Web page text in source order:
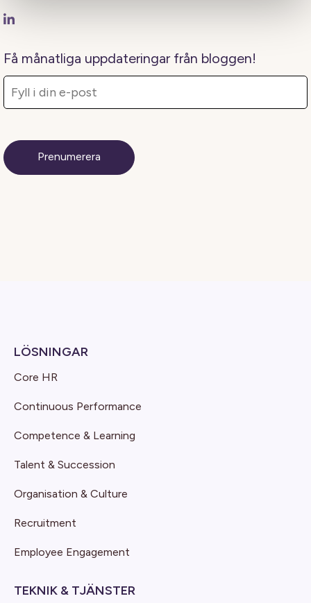
Få månatliga uppdateringar från bloggen!
LÖSNINGAR
Core HR
Continuous Performance
Competence & Learning
Talent & Succession
Organisation & Culture
Recruitment
Employee Engagement
TEKNIK & TJÄNSTER